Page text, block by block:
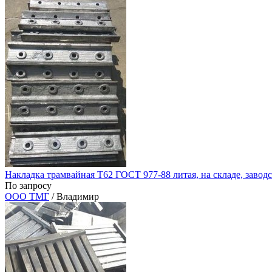
Накладка трамвайная Т62 ГОСТ 977-88 литая, на складе,
По запросу
ООО ТМГ / Владимир